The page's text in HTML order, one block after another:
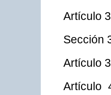
Artículo
Sección
Artículo
Artículo